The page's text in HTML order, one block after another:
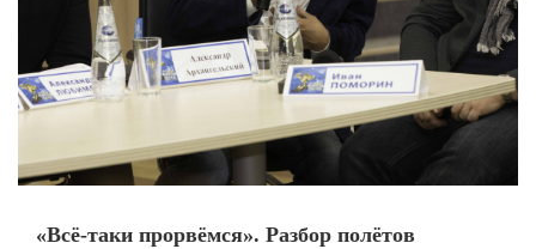
«Всё-таки прорвёмся». Разбор полётов